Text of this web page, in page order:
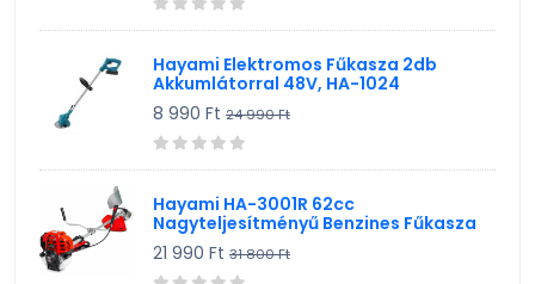
Hayami Elektromos Fűkasza 2db
Akkumlátorral 48V, HA-1024
8 990 Ft 24 990 Ft
Hayami HA-3001R 62cc
Nagyteljesítményű Benzines Fűkasza
21 990 Ft 31 800 Ft